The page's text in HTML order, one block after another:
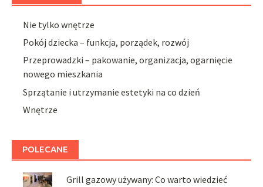
Nie tylko wnętrze
Pokój dziecka – funkcja, porządek, rozwój
Przeprowadzki – pakowanie, organizacja, ogarnięcie
nowego mieszkania
Sprzątanie i utrzymanie estetyki na co dzień
Wnętrze
POLECANE
Grill gazowy używany: Co warto wiedzieć